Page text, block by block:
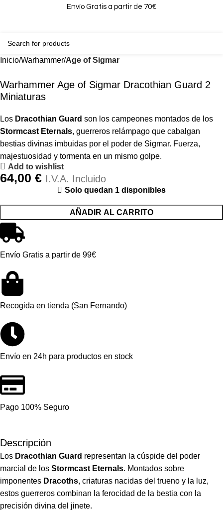
Envío Gratis a partir de 70€
Inicio Warhammer Age of Sigmar
Warhammer Age of Sigmar Dracothian Guard 2
Miniaturas
Los Dracothian Guard son los campeones montados de los
Stormcast Eternals, guerreros relámpago que cabalgan
bestias divinas imbuidas por el poder de Sigmar. Fuerza,
majestuosidad y tormenta en un mismo golpe.
Add to wishlist
64,00 € I.V.A. Incluido
Solo quedan 1 disponibles
AÑADIR AL CARRITO
Envío Gratis a partir de 99€
Recogida en tienda (San Fernando)
Envío en 24h para productos en stock
Pago 100% Seguro
Descripción
Los Dracothian Guard representan la cúspide del poder
marcial de los Stormcast Eternals. Montados sobre
imponentes Dracoths, criaturas nacidas del trueno y la luz,
estos guerreros combinan la ferocidad de la bestia con la
precisión divina del jinete.